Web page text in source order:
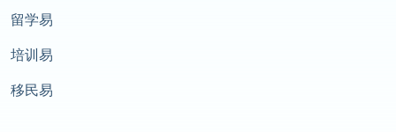
留学易
培训易
移民易